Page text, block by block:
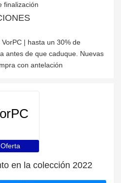
finalización
| hasta un 30% de
antes de que caduque. Nuevas
con antelación
Oferta
en la colección 2022